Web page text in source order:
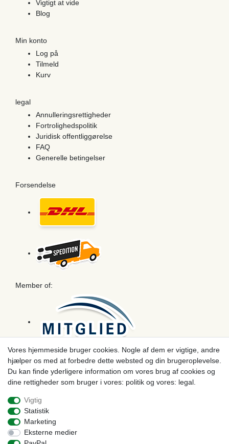
Vigtigt at vide
Blog
Min konto
Log på
Tilmeld
Kurv
legal
Annulleringsrettigheder
Fortrolighedspolitik
Juridisk offentliggørelse
FAQ
Generelle betingelser
Forsendelse
Member of:
Betaling
Vores hjemmeside bruger cookies. Nogle af dem er vigtige, andre
hjælper os med at forbedre dette websted og din brugeroplevelse.
Du kan finde yderligere information om vores brug af cookies og
dine rettigheder som bruger i vores: politik og vores: legal.
Vigtig
Statistik
Marketing
Eksterne medier